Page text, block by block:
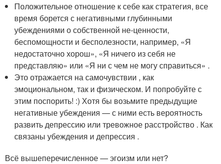
Положительное отношение к себе как стратегия, все
время борется с негативными глубинными
убеждениями о собственной не-ценности,
беспомощности и бесполезности, например, «Я
недостаточно хорош», «Я ничего из себя не
представляю» или «Я ни с чем не могу справиться» .
Это отражается на самочувствии , как
эмоциональном, так и физическом. И попробуйте с
этим поспорить! :) Хотя бы возьмите предыдущие
негативные убеждения — с ними есть вероятность
развить депрессию или тревожное расстройство . Как
связаны убеждения и депрессия .
Всё вышеперечисленное — эгоизм или нет?